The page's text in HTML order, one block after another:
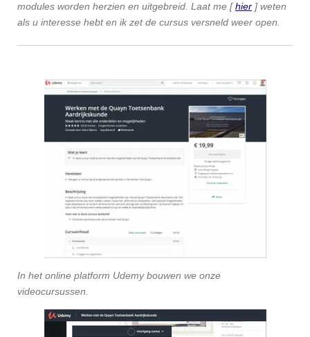
modules worden herzien en uitgebreid. Laat me [hier ] weten
als u interesse hebt en ik zet de cursus versneld weer open.
In het online platform Udemy bouwen we onze
videocursussen.